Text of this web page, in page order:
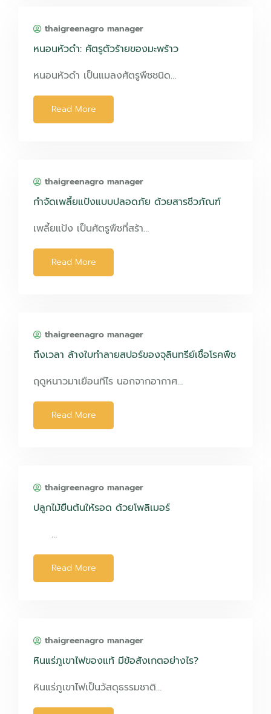
thaigreenagro manager
หนอนหัวดำ: ศัตรูตัวร้ายของมะพร้าว
หนอนหัวดำ เป็นแมลงศัตรูพืชชนิด…
Read More
thaigreenagro manager
กำจัดเพลี้ยแป้งแบบปลอดภัย ด้วยสารชีวภัณฑ์
เพลี้ยแป้ง เป็นศัตรูพืชที่สร้า…
Read More
thaigreenagro manager
ถึงเวลา ล้างใบทำลายสปอร์ของจุลินทรีย์เชื้อโรคพืช
ฤดูหนาวมาเยือนทีไร นอกจากอากาศ…
Read More
thaigreenagro manager
ปลูกไม้ยืนต้นให้รอด ด้วยโพลิเมอร์
…
Read More
thaigreenagro manager
หินแร่ภูเขาไฟของแท้ มีข้อสังเกตอย่างไร?
หินแร่ภูเขาไฟเป็นวัสดุธรรมชาติ…